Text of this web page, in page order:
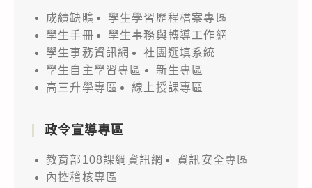
成績缺曠
學生學習歷程檔案專區
學生手冊
學生事務與轉導工作網
學生事務資訊網
社團選填系統
學生自主學習專區
新生專區
高三升學專區
線上授課專區
政令宣導專區
教育部108課綱資訊網
資訊安全專區
內控稽核專區